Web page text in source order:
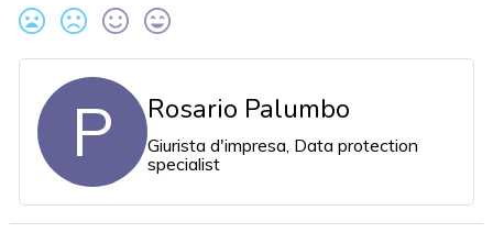
P Rosario Palumbo
Giurista d'impresa, Data protection
specialist